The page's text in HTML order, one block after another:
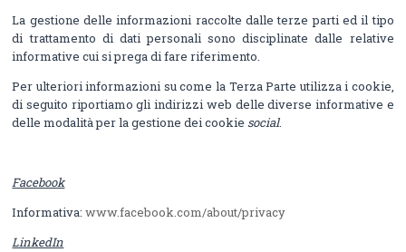
La gestione delle informazioni raccolte dalle terze parti ed il tipo
di trattamento di dati personali sono disciplinate dalle relative
informative cui si prega di fare riferimento.
Per ulteriori informazioni su come la Terza Parte utilizza i cookie,
di seguito riportiamo gli indirizzi web delle diverse informative e
delle modalità per la gestione dei cookie social.
Facebook
Informativa:www.facebook.com/about/privacy
LinkedIn